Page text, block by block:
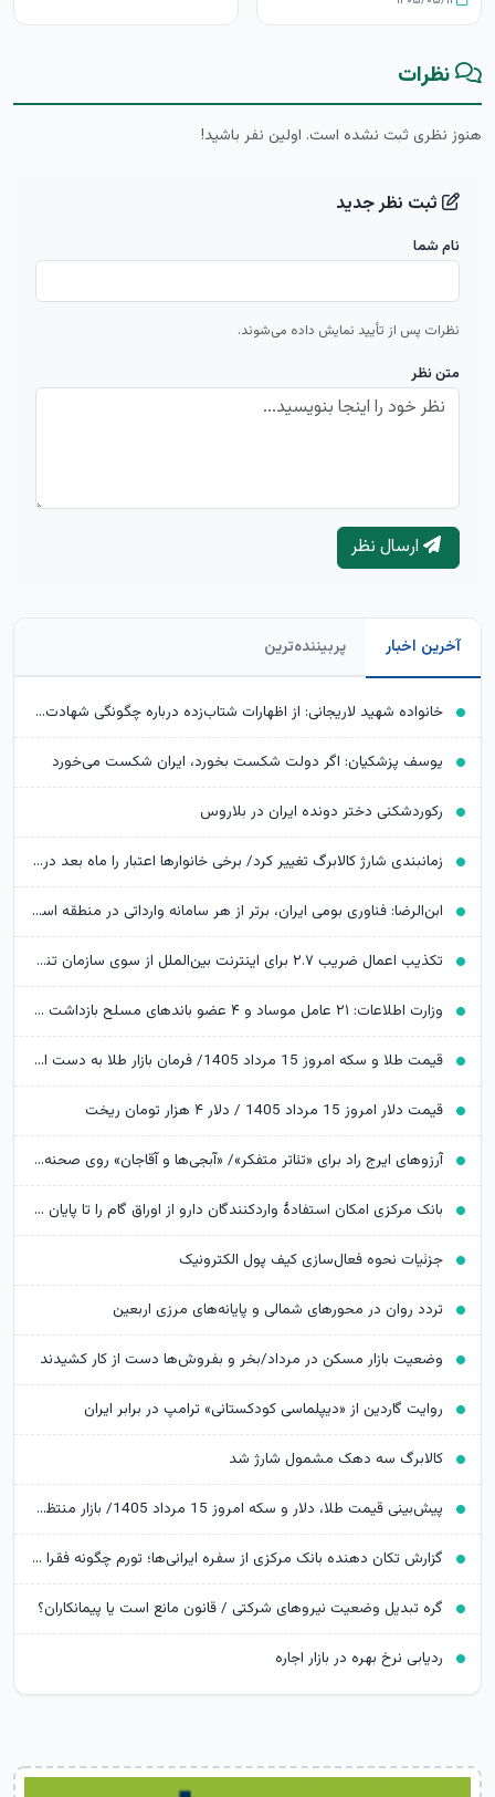
نظرات
هنوز نظری ثبت نشده است. اولین نفر باشید!
ثبت نظر جدید
نام شما
نظرات پس از تأیید نمایش داده می‌شوند.
متن نظر
ارسال نظر
آخرین اخبار پربیننده‌ترین
خانواده شهید لاریجانی: از اظهارات شتاب‌زده درباره چگونگی شهادت اجتناب کنید
یوسف پزشکیان: اگر دولت شکست بخورد، ایران شکست می‌خورد
رکوردشکنی دختر دونده ایران در بلاروس
زمانبندی شارژ کالابرگ تغییر کرد/ برخی خانوارها اعتبار را ماه بعد دریافت می‌کنند
ابن‌الرضا: فناوری بومی ایران، برتر از هر سامانه وارداتی در منطقه است
تکذیب اعمال ضریب ۲.۷ برای اینترنت بین‌الملل از سوی سازمان تنظیم مقررات
وزارت اطلاعات: ۲۱ عامل موساد و ۴ عضو باندهای مسلح بازداشت شدند
قیمت طلا و سکه امروز 15 مرداد 1405/ فرمان بازار طلا به دست اونس جهانی افتاد
قیمت دلار امروز 15 مرداد 1405 / دلار ۴ هزار تومان ریخت
آرزوهای ایرج راد برای «تئاتر متفکر»/ «آبجی‌ها و آقاجان» روی صحنه می‌رود
بانک مرکزی امکان استفادۀ واردکنندگان دارو از اوراق گام را تا پایان امسال تمدید کرد
جزئیات نحوه فعال‌سازی کیف پول الکترونیک
تردد روان در محورهای شمالی و پایانه‌های مرزی اربعین
وضعیت بازار مسکن در مرداد/بخر و بفروش‌ها دست از کار کشیدند
روایت گاردین از «دیپلماسی کودکستانی» ترامپ در برابر ایران
کالابرگ سه دهک مشمول شارژ شد
پیش‌بینی قیمت طلا، دلار و سکه امروز 15 مرداد 1405/ بازار منتظر مذاکرات تنگه هرمز
گزارش تکان‌ دهنده بانک مرکزی از سفره ایرانی‌ها؛ تورم چگونه فقرا را فقیرتر کرد؟
گره تبدیل وضعیت نیروهای شرکتی / قانون مانع است یا پیمانکاران؟
ردیابی نرخ بهره در بازار اجاره